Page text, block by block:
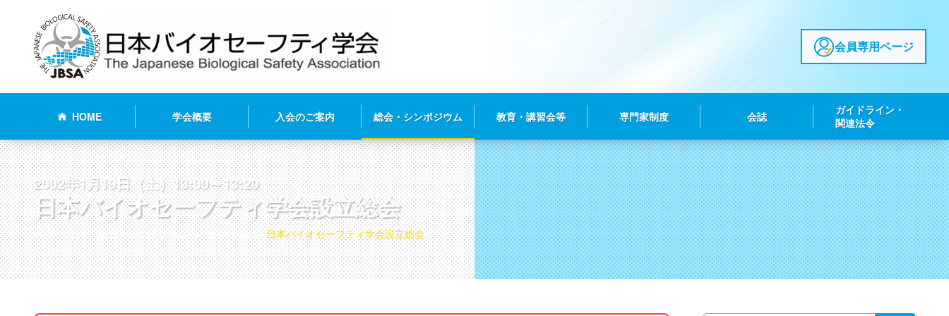
会員専用ページ
HOME 学会概要 入会のご案内 総会・シンポジウム 教育・講習会等 専門家制度 会誌
ガイドライン・
関連法令
2002年1月19日（土）13:00～13:20
日本バイオセーフティ学会設立総会
ホーム 総会・シンポジウム 年会一覧 日本バイオセーフティ学会設立総会